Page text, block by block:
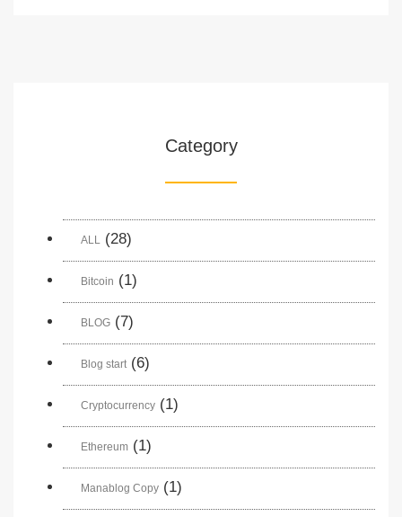
Category
ALL (28)
Bitcoin (1)
BLOG (7)
Blog start(6)
Cryptocurrency (1)
Ethereum (1)
Manablog Copy (1)